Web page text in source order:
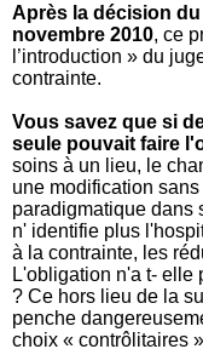
Après la décision
novembre 2010, ce
l’introduction » du
contrainte.
Vous savez que si
seule pouvait faire
soins à un lieu, le
une modification sans
paradigmatique dans
n' identifie plus
à la contrainte, les
L'obligation n'a t- elle
? Ce hors lieu de la
penche
choix « contrôlitaires